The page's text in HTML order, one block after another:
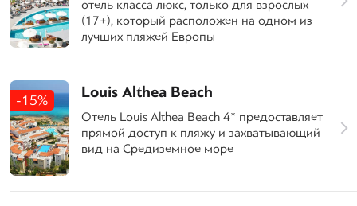
отель класса люкс, только для взрослых
(17+), который расположен на одном из
лучших пляжей Европы
-15% Louis Althea Beach
Отель Louis Althea Beach 4* предоставляет
прямой доступ к пляжу и захватывающий
вид на Средиземное море